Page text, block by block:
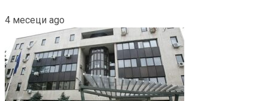
4 месеци ago